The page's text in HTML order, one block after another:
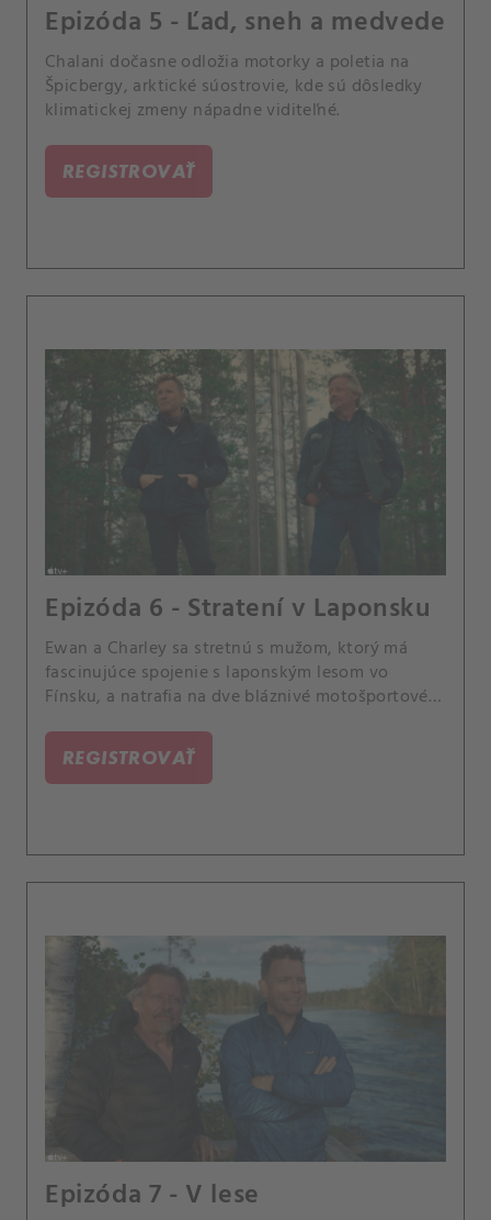
Epizóda 5 - Ľad, sneh a medvede
Chalani dočasne odložia motorky a poletia na
Špicbergy, arktické súostrovie, kde sú dôsledky
klimatickej zmeny nápadne viditeľné.
REGISTROVAŤ
Epizóda 6 - Stratení v Laponsku
Ewan a Charley sa stretnú s mužom, ktorý má
fascinujúce spojenie s laponským lesom vo
Fínsku, a natrafia na dve bláznivé motošportové
REGISTROVAŤ
Epizóda 7 - V lese